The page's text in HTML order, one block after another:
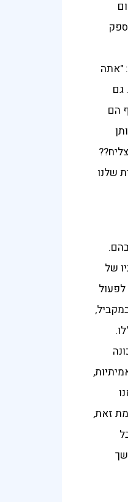
"אתה
גם
הם
שלנו
של
זאת,